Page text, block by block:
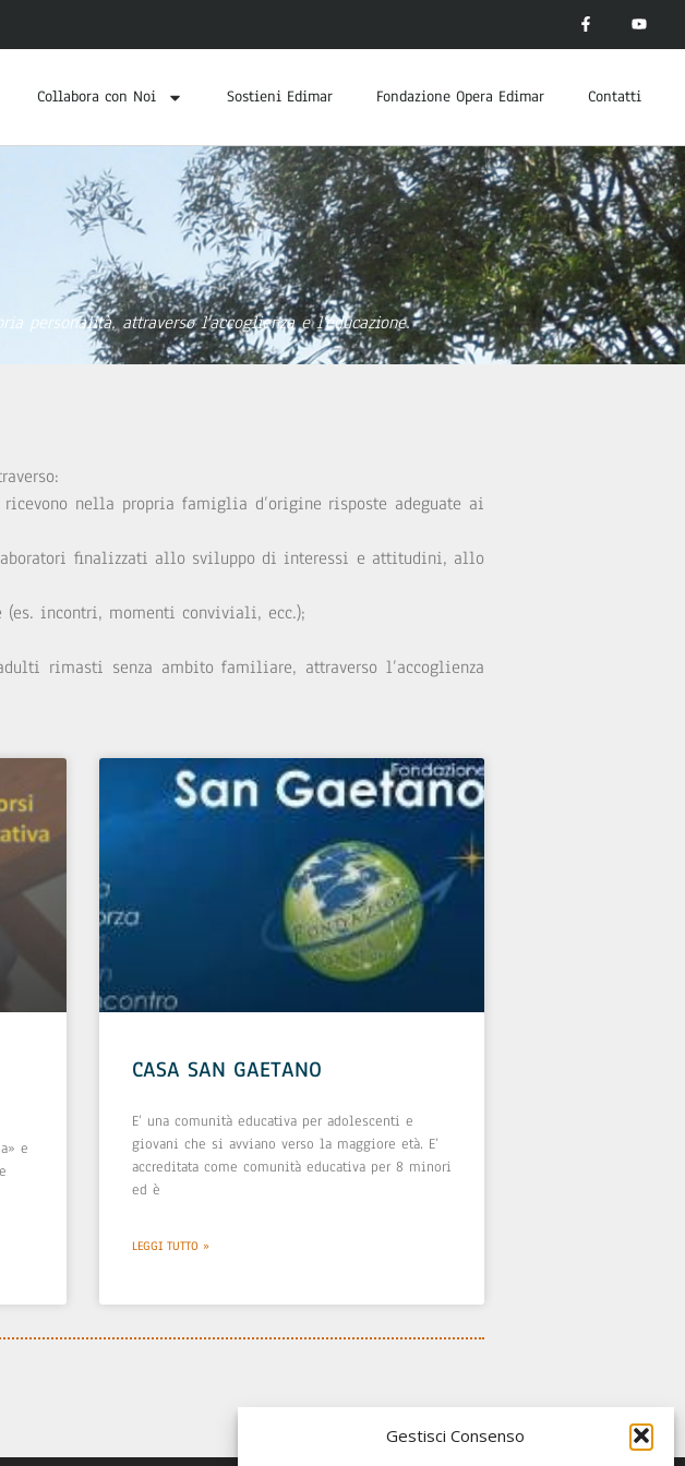
Gestisci Consenso
Collabora con Noi Sostieni Edimar Fondazione Opera Edimar Contatti
personalità, attraverso l'accoglienza e l'educazione.
nella propria famiglia d’origine risposte adeguate ai
finalizzati allo sviluppo di interessi e attitudini, allo
incontri, momenti conviviali, ecc.);
rimasti senza ambito familiare, attraverso l’accoglienza
e
CASA SAN GAETANO
E’ una comunità educativa per adolescenti e
giovani che si avviano verso la maggiore età. E’
accreditata come comunità educativa per 8 minori
ed è
LEGGI TUTTO »